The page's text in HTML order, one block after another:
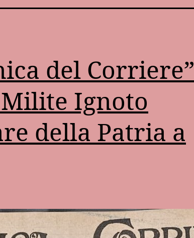
del Corriere”
Ignoto
della Patria a